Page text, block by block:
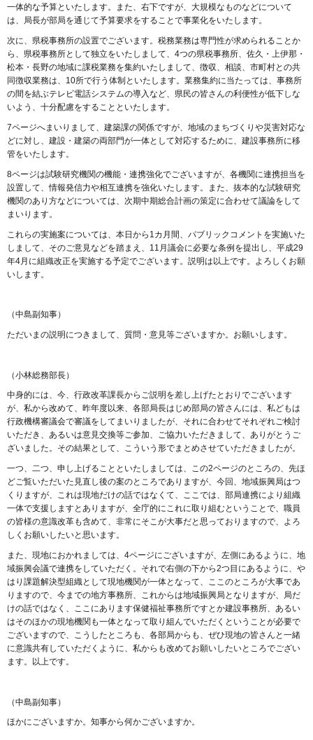
一体的な予算といたします。また、右下ですが、大規模なものなどについて
は、局長が部局を通じて予算要求をすることで事業化をいたします。
次に、県税事務所の設置でございます。税務業務は専門性が求められることか
ら、県税事務所として独立をいたしまして、4つの県税事務所、佐久・上伊那・
松本・長野の地域に課税業務を集約いたしまして、徴収、相談、市町村との共
同徴収業務は、10所で行う体制といたします。業務集約に当たっては、事務所
の間を結ぶテレビ電話システムの導入など、県民の皆さんの利便性が低下しな
いよう、十分配慮をすることといたします。
7ページへまいりまして、建築課の関係ですが、地域のまちづくりや災害対応な
どに対し、建設・建築の両部門が一体として対応するために、建設事務所に移
管をいたします。
8ページは試験研究機関の機能・連携強化でございますが、各機関に連携担当を
設置して、情報発信力や相互連携を強化いたします。また、抜本的な試験研究
機関のあり方などについては、次期中期総合計画の策定に合わせて議論をして
まいります。
これらの実施案については、本日から1カ月間、パブリックコメントを実施いた
しまして、そのご意見などを踏まえ、11月議会に必要な条例を提出し、平成29
年4月に組織改正を実施する予定でございます。説明は以上です。よろしくお願
いします。
（中島副知事）
ただいまの説明につきまして、質問・意見等ございますか。お願いします。
（小林総務部長）
中身的には、今、行政改革課長からご説明を差し上げたとおりでございます
が、私から改めて、昨年度以来、各部局長はじめ部局の皆さんには、私どもは
行政機構審議会で審議をしてまいりましたが、それに合わせてそれぞれご検討
いただき、あるいは意見交換等ご参加、ご協力いただきまして、ありがとうご
ざいました。その結果として、こういう形でまとめさせていただきましたが。
一つ、二つ、申し上げることといたしましては、この2ページのところの、先ほ
どご覧いただいた見直し後の案のところでありますが、今回、地域振興局はつ
くりますが、これは現地だけの話ではなくて、ここでは、部局連携により組織
一体で支援しますとありますが、全庁的にこれに取り組むということで、職員
の皆様の意識改革も含めて、非常にそこが大事だと思っておりますので、よろ
しくお願いしたいと思います。
また、現地におかれましては、4ページにございますが、左側にあるように、地
域振興会議で連携をしていただく。それで右側の下から2つ目にあるように、や
はり課題解決型組織として現地機関が一体となって、ここのところが大事であ
りますので、今までの地方事務所、これからは地域振興局となりますが、局だ
けの話ではなく、ここにあります保健福祉事務所ですとか建設事務所、あるい
はそのほかの現地機関も一体となって取り組んでいただくということが必要で
ございますので、こうしたところも、各部局からも、ぜひ現地の皆さんと一緒
に意識共有していただくように、私からも改めてお願いしたいところでござい
ます。以上です。
（中島副知事）
ほかにございますか。知事から何かございますか。